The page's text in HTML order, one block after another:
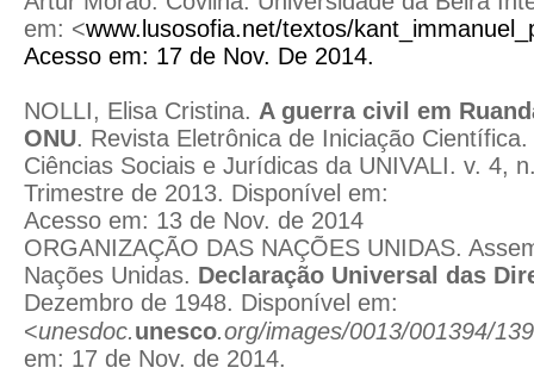
em: <www.lusosofia.net/textos/kant _immanuel_
Acesso em: 17 de Nov. De 2014.
NOLLI, Elisa Cristina. A guerra civil em
ONU. Revista Eletrônica de Iniciação
Ciências Sociais e Jurídicas da UNIVALI. v. 4,
Trimestre de 2013. Disponível em:
Acesso em: 13 de Nov. de 2014
ORGANIZAÇÃO DAS NAÇÕES UNIDAS.
Nações Unidas. Declaração Universal das
Dezembro de 1948. Disponível em:
<unesdoc.unesco.org/images/0013/001394/
em: 17 de Nov. de 2014.